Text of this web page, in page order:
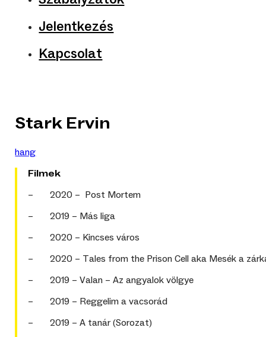
Jelentkezés
Kapcsolat
Stark Ervin
hang
Filmek
– 2020 – Post Mortem
– 2019 – Más liga
– 2020 – Kincses város
– 2020 – Tales from the Prison Cell aka Mesék a
– 2019 – Valan – Az angyalok völgye
– 2019 – Reggelim a vacsorád
– 2019 – A tanár (Sorozat)